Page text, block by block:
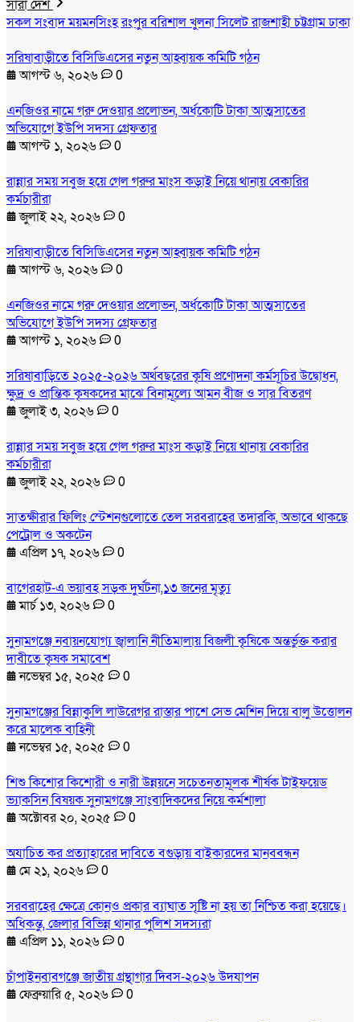
সারা দেশ
সকল সংবাদময়মনসিংহরংপুরবরিশালখুলনাসিলেটরাজশাহীচট্টগ্রামঢাকা
সরিষাবাড়ীতে বিসিডিএসের নতুন আহ্বায়ক কমিটি গঠন
আগস্ট ৬, ২০২৬
0
এনজিওর নামে গরু দেওয়ার প্রলোভন, অর্ধকোটি টাকা আত্মসাতের
অভিযোগে ইউপি সদস্য গ্রেফতার
আগস্ট ১, ২০২৬
0
রান্নার সময় সবুজ হয়ে গেল গরুর মাংস কড়াই নিয়ে থানায় বেকারির
কর্মচারীরা
জুলাই ২২, ২০২৬
0
সরিষাবাড়ীতে বিসিডিএসের নতুন আহ্বায়ক কমিটি গঠন
আগস্ট ৬, ২০২৬
0
এনজিওর নামে গরু দেওয়ার প্রলোভন, অর্ধকোটি টাকা আত্মসাতের
অভিযোগে ইউপি সদস্য গ্রেফতার
আগস্ট ১, ২০২৬
0
সরিষাবাড়িতে ২০২৫-২০২৬ অর্থবছরের কৃষি প্রণোদনা কর্মসূচির উদ্বোধন,
ক্ষুদ্র ও প্রান্তিক কৃষকদের মাঝে বিনামূল্যে আমন বীজ ও সার বিতরণ
জুলাই ৩, ২০২৬
0
রান্নার সময় সবুজ হয়ে গেল গরুর মাংস কড়াই নিয়ে থানায় বেকারির
কর্মচারীরা
জুলাই ২২, ২০২৬
0
সাতক্ষীরার ফিলিং স্টেশনগুলোতে তেল সরবরাহের তদারকি, অভাবে থাকছে
পেট্রোল ও অকটেন
এপ্রিল ১৭, ২০২৬
0
বাগেরহাট-এ ভয়াবহ সড়ক দুর্ঘটনা,১৩ জনের মৃত্যু
মার্চ ১৩, ২০২৬
0
সুনামগঞ্জে নবায়নযোগ্য জ্বালানি নীতিমালায় বিজলী কৃষিকে অন্তর্ভুক্ত করার
দাবীতে কৃষক সমাবেশ
নভেম্বর ১৫, ২০২৫
0
সুনামগঞ্জের বিন্নাকুলি লাউরেগর রাস্তার পাশে সেভ মেশিন দিয়ে বালু উত্তোলন
করে মালেক বাহিনী
নভেম্বর ১৫, ২০২৫
0
শিশু কিশোর কিশোরী ও নারী উন্নয়নে সচেতনতামূলক শীর্ষক টাইফয়েড
ভ্যাকসিন বিষয়ক সুনামগঞ্জে সাংবাদিকদের নিয়ে কর্মশালা
অক্টোবর ২০, ২০২৫
0
অযাচিত কর প্রত্যাহারের দাবিতে বগুড়ায় বাইকারদের মানববন্ধন
মে ২১, ২০২৬
0
সরবরাহের ক্ষেত্রে কোনও প্রকার ব্যাঘাত সৃষ্টি না হয় তা নিশ্চিত করা হয়েছে।
অধিকন্তু, জেলার বিভিন্ন থানার পুলিশ সদস্যরা
এপ্রিল ১১, ২০২৬
0
চাঁপাইনবাবগঞ্জে জাতীয় গ্রন্থাগার দিবস-২০২৬ উদযাপন
ফেব্রুয়ারি ৫, ২০২৬
0